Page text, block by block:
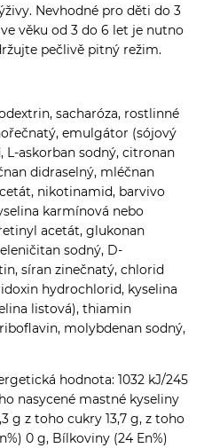
Nevhodné pro děti do 3
věku od 3 do 6 let je nutno
pečlivě pitný režim.
sacharóza, rostlinné
emulgátor (sójový
askorban sodný, citronan
didraselný, mléčnan
nikotinamid, barvivo
karmínová nebo
acetát, glukonan
sodný, D-
síran zinečnatý, chlorid
hydrochlorid, kyselina
listová), thiamin
molybdenan sodný,
hodnota: 1032 kJ/245
nasycené mastné kyseliny
g z toho cukry 13,7 g, z toho
0 g, Bílkoviny (24 En%)